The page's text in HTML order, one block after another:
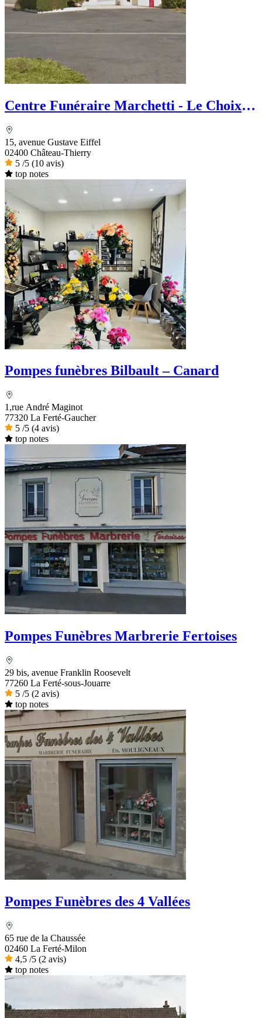
Centre Funéraire Marchetti - Le Choix
15, avenue Gustave Eiffel
02400 Château-Thierry
5 /5 (10 avis)
top notes
Pompes funèbres Bilbault – Canard
1,rue André Maginot
77320 La Ferté-Gaucher
5 /5 (4 avis)
top notes
Pompes Funèbres Marbrerie Fertoises
29 bis, avenue Franklin Roosevelt
77260 La Ferté-sous-Jouarre
5 /5 (2 avis)
top notes
Pompes Funèbres des 4 Vallées
65 rue de la Chaussée
02460 La Ferté-Milon
4,5 /5 (2 avis)
top notes